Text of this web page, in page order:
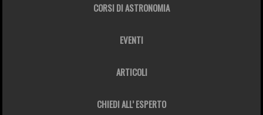
CORSI DI ASTRONOMIA
EVENTI
ARTICOLI
CHIEDI ALL’ ESPERTO